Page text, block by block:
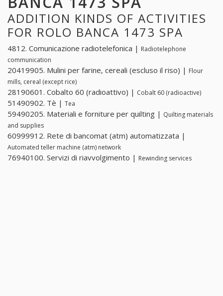
ADDITION KINDS OF ACTIVITIES
FOR ROLO BANCA 1473 SPA
4812. Comunicazione radiotelefonica | Radiotelephone
communication
20419905. Mulini per farine, cereali (escluso il riso) | Flour
mills, cereal (except rice)
28190601. Cobalto 60 (radioattivo) | Cobalt 60 (radioactive)
51490902. Tè | Tea
59490205. Materiali e forniture per quilting | Quilting materials
and supplies
60999912. Rete di bancomat (atm) automatizzata |
Automated teller machine (atm) network
76940100. Servizi di riavvolgimento | Rewinding services